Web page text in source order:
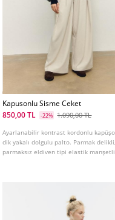
Kapusonlu Sisme Ceket
850,00 TL
-22% 1.090,00 TL
Ayarlanabilir kontrast kordonlu
dik yakalı dolgulu palto. Parmak delikli,
parmaksız eldiven tipi elastik manşetli